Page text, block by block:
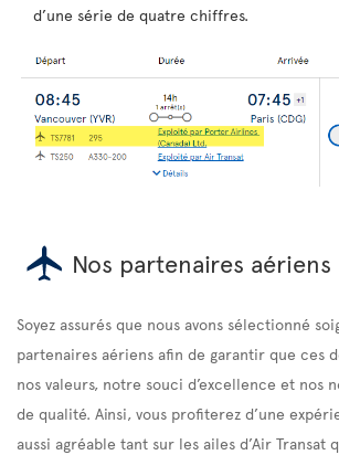
d’une série de quatre chiffres.
Nos partenaires aériens
Soyez assurés que nous avons sélectionné
partenaires aériens afin de garantir que ces
nos valeurs, notre souci d’excellence et nos
de qualité. Ainsi, vous profiterez d’une
aussi agréable tant sur les ailes d’Air Transat